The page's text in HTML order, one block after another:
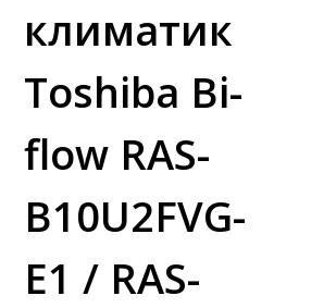
климатик
Toshiba Bi-
flow RAS-
B10U2FVG-
E1 / RAS-